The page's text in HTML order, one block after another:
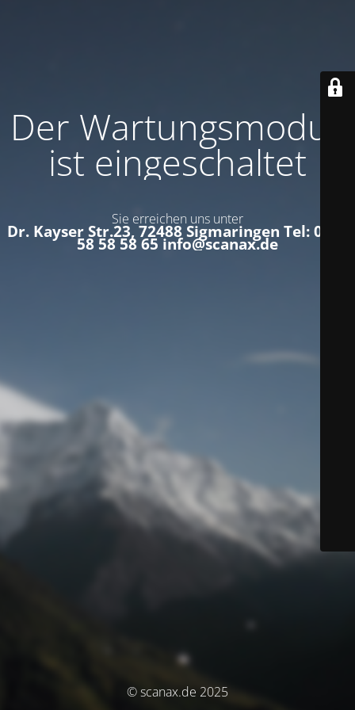
Der Wartungsmodus
ist eingeschaltet
Sie erreichen uns unter
Dr. Kayser Str.23, 72488 Sigmaringen Tel: 0152
58 58 58 65 info@scanax.de
© scanax.de 2025